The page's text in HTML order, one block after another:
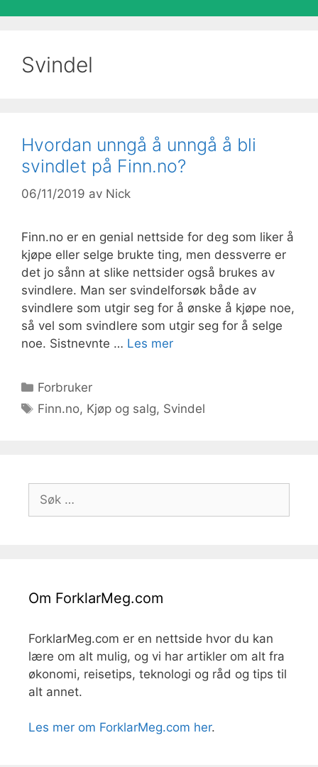
Svindel
Hvordan unngå å unngå å bli
svindlet på Finn.no?
06/11/2019 av Nick
Finn.no er en genial nettside for deg som liker å
kjøpe eller selge brukte ting, men dessverre er
det jo sånn at slike nettsider også brukes av
svindlere. Man ser svindelforsøk både av
svindlere som utgir seg for å ønske å kjøpe noe,
så vel som svindlere som utgir seg for å selge
noe. Sistnevnte … Les mer
Kategorier
Forbruker
Stikkord
Finn.no, Kjøp og salg, Svindel
etter:
Om ForklarMeg.com
ForklarMeg.com er en nettside hvor du kan
lære om alt mulig, og vi har artikler om alt fra
økonomi, reisetips, teknologi og råd og tips til
alt annet.
Les mer om ForklarMeg.com her.